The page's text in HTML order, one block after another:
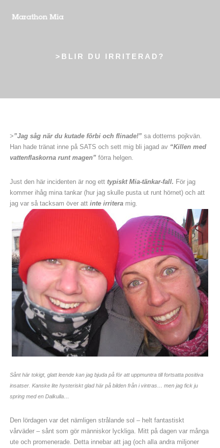
>BLIR DU IRRITERAD?
>”Jag såg när du kutade förbi och flinade!” sa dotterns pojkvän.
Han hade tränat inne på SATS och sett mig bli jagad av “Killen med
vattenflaskorna runt magen”förra helgen.
Just den här incidenten är nog ett typiskt Mia-tänkar-fall. För jag
kommer ihåg mina tankar (hur jag skulle pusta ut runt hörnet) och att
jag var så tacksam över att inte irriteramig.
Sånt här tokigt, glatt leende kan jag bjuda på för att uppmuntra till fortsatta positiva
insatser. Kanske lite hysteriskt glad här på bilden från i vintras… men jag fick ju
spring med en Dalkulla…
Den lördagen var det nämligen strålande sol – helt fantastiskt
vårväder – sånt som gör människor lyckliga. Mitt på dagen var många
ute och promenerade. Detta innebar att jag (och alla andra miljoner